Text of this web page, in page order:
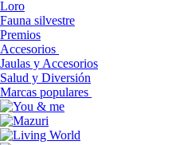
Loro
Fauna silvestre
Premios
Accesorios
Jaulas y Accesorios
Salud y Diversión
Marcas populares